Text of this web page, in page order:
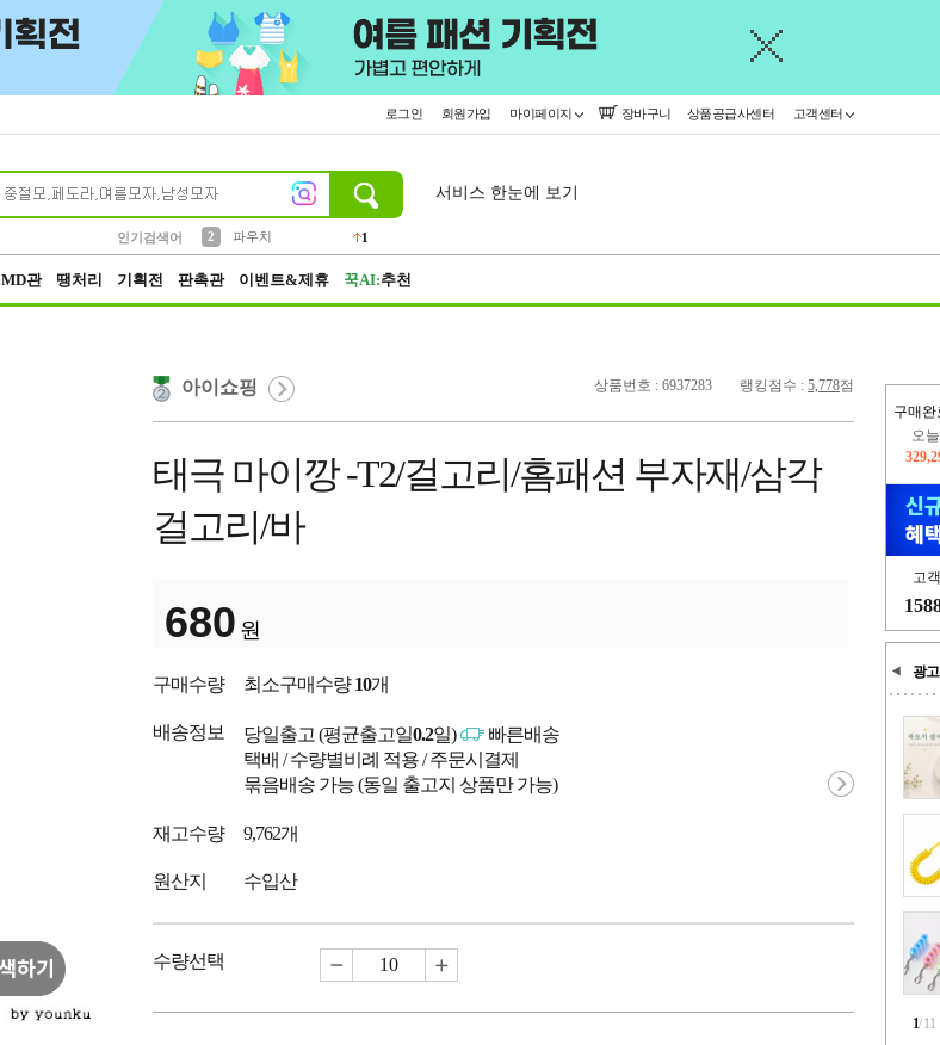
로그인 회원가입 마이페이지 장바구니 상품공급사센터 고객센터
인기검색어
2
파우치
1
서비스 한눈에 보기
MD관 땡처리 기획전 판촉관 이벤트&제휴 꾹AI:추천
구매완
오
고
광고
1/11
상품번호 : 6937283 랭킹점수 : 5,778점
아이쇼핑
태극 마이깡 -T2/걸고리/홈패션 부자재/삼각
걸고리/바
680 원
구매수량 최소구매수량10개
배송정보 당일출고 (평균출고일0.2일)
빠른배송
택배 / 수량별비례 적용 / 주문시결제
묶음배송 가능 (동일 출고지 상품만 가능)
재고수량 9,762개
원산지 수입산
수량선택